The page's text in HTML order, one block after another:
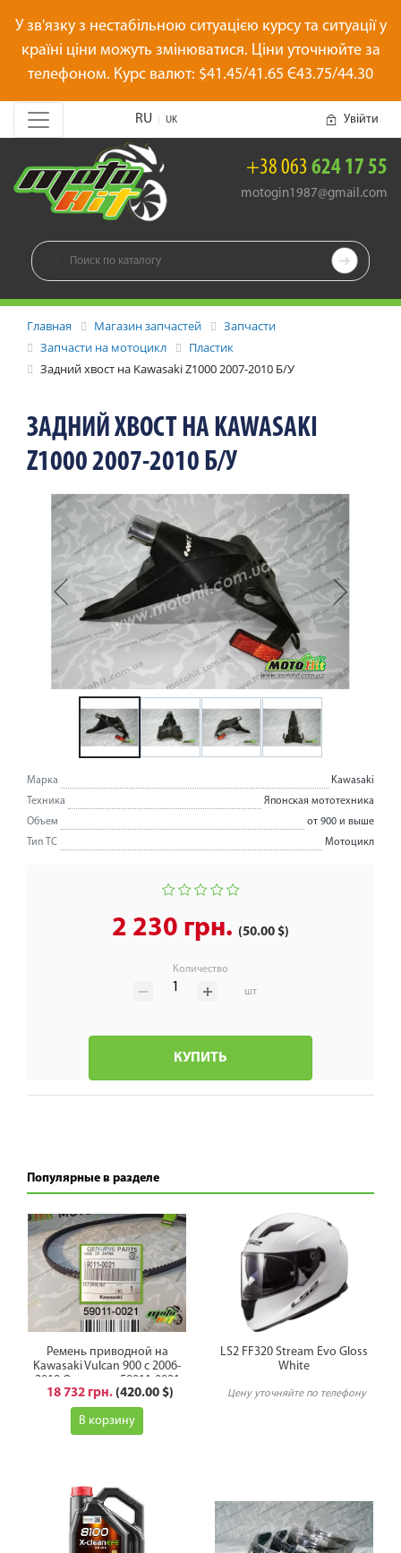
У зв'язку з нестабільною ситуацією курсу та ситуації у
країні ціни можуть змінюватися. Ціни уточнюйте за
телефоном. Курс валют: $41.45/41.65 Є43.75/44.30
RU UK Увійти
+38 063 624 17 55
motogin1987@gmail.com

Главная Магазин запчастей
Запчасти
Запчасти на мотоцикл
Пластик
Задний хвост на Kawasaki Z1000 2007-2010 Б/У
ЗАДНИЙ ХВОСТ НА KAWASAKI
Z1000 2007-2010 Б/У
Марка
Kawasaki
Техника
Японская мототехника
Объем
от 900 и выше
Тип ТС
Мотоцикл
2 230 грн. (50.00 $)
Количество
шт
КУПИТЬ
Популярные в разделе
Ремень приводной на
Kawasaki Vulcan 900 с 2006-
2019 Оригинал 59011-0021
18 732 грн. (420.00 $)
В корзину
LS2 FF320 Stream Evo Gloss
White
Цену уточняйте по телефону